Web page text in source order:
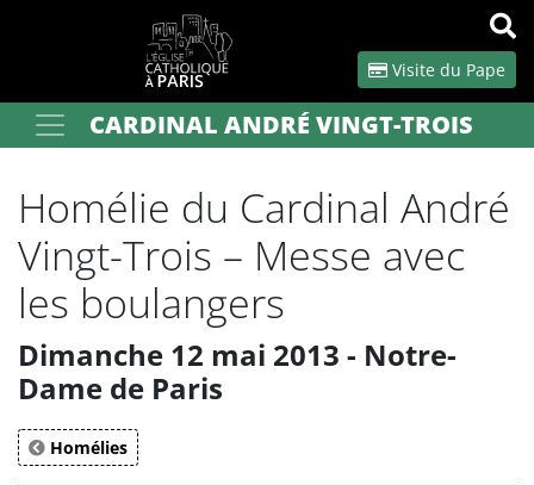
Visite du Pape
Votre recherche OK
CARDINAL ANDRÉ VINGT-TROIS
Homélie du Cardinal André
Vingt-Trois – Messe avec
les boulangers
Dimanche 12 mai 2013 - Notre-
Dame de Paris
Homélies
Panneau de gestion des cookies